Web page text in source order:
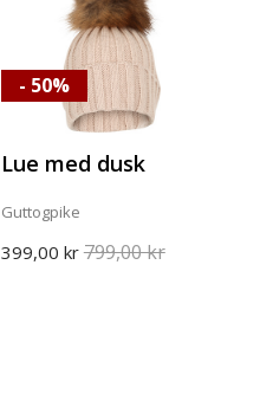
Lue med dusk
Guttogpike
399,00 kr 799,00 kr
- 50%